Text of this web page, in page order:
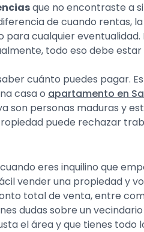
que no encontraste a
de cuando rentas,
cualquier
todo eso debe
cuánto puedes pagar.
casa o apartamento en
personas maduras y
puede rechazar
eres inquilino que
vender una propiedad y
total de venta, entre
dudas sobre un
el área y que tienes todo